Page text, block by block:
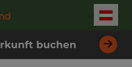
Bedienung der Website
buchen